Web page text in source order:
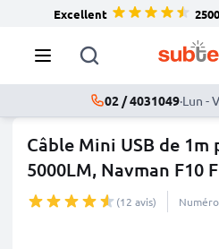
Excellent
02 / 4031049·Lun -
Câble Mini USB de 1m
5000LM, Navman F10
(12 avis)